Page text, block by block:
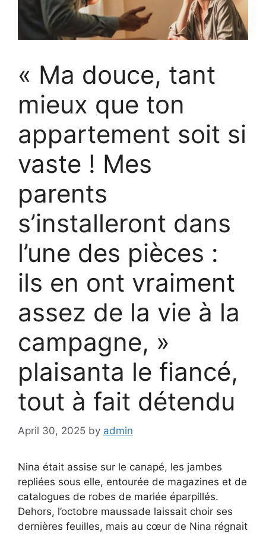
« Ma douce, tant
mieux que ton
appartement soit si
vaste ! Mes
parents
s’installeront dans
l’une des pièces :
ils en ont vraiment
assez de la vie à la
campagne, »
plaisanta le fiancé,
tout à fait détendu
April 30, 2025 by admin
Nina était assise sur le canapé, les jambes
repliées sous elle, entourée de magazines et de
catalogues de robes de mariée éparpillés.
Dehors, l’octobre maussade laissait choir ses
dernières feuilles, mais au cœur de Nina régnait